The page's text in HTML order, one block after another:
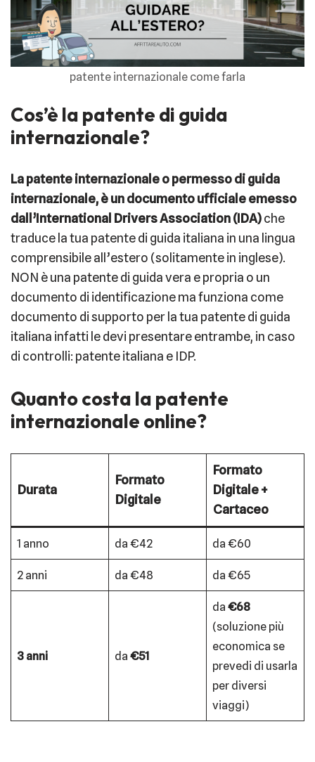
patente internazionale come farla
Cos’è la patente di guida
internazionale?
La patente internazionale o permesso di guida
internazionale, è un documento ufficiale emesso
dall’International Drivers Association (IDA)che
traduce la tua patente di guida italiana in una lingua
comprensibile all’estero (solitamente in inglese).
NON è una patente di guida vera e propria o un
documento di identificazione ma funziona come
documento di supporto per la tua patente di guida
italiana infatti le devi presentare entrambe, in caso
di controlli: patente italiana e IDP.
Quanto costa la patente
internazionale online?
Durata
Formato
Digitale
Formato
Digitale +
Cartaceo
1 anno da €42 da €60
2 anni da €48 da €65
3 anni da€51
da €68
(soluzione più
economica se
prevedi di usarla
per diversi
viaggi)